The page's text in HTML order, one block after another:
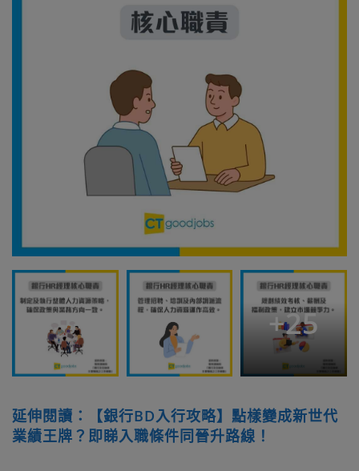
+25
延伸閱讀：【銀行BD入行攻略】點樣變成新世代
業績王牌？即睇入職條件同晉升路線！